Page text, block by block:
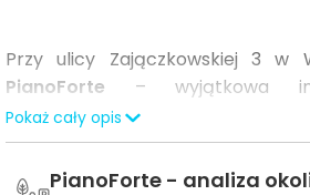
Przy ulicy Zajączkowskiej 3 w
PianoForte – wyjątkowa
nowoczesną elegancję z
Mokotowa. Projekt harmonijnie
tworząc przestrzeń, w której
Pokaż cały opis
PianoForte - analiza